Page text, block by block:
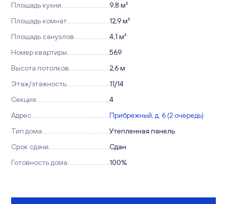
Площадь кухни
9,8 м²
Площадь комнат
12,9 м²
Площадь санузлов
4,1 м²
Номер квартиры
569
Высота потолков
2,6 м
Этаж/этажность
11/14
Секция
4
Адрес
Прибрежный, д. 6 (2 очередь)
Тип дома
Утепленная панель
Срок сдачи
Сдан
Готовность дома
100%